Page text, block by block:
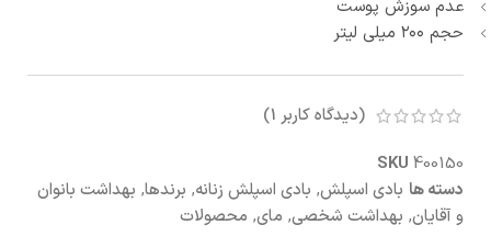
عدم سوزش پوست
حجم ۲۰۰ میلی لیتر
(دیدگاه کاربر 1
)
SKU 400150
دسته ها بادی اسپلش, بادی اسپلش زنانه, برندها, بهداشت بانوان
و آقایان, بهداشت شخصی, مای, محصولات